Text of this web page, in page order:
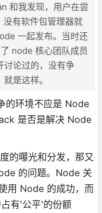
和我发现，用户在尝
有软件包管理器就
一起发布。当时还
node 核心团队成员
讨论过的，没有争
是这样。
的环境不应是 Node
是否是解决 Node
的曝光和分发，那又
的问题。Node 关
用 Node 的成功，而
有'公平'的份额